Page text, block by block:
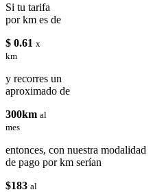
Si tu tarifa
por km es de
$ 0.61 x
km
y recorres un
aproximado de
300km al
mes
entonces, con nuestra modalidad
de pago por km serían
$183 al